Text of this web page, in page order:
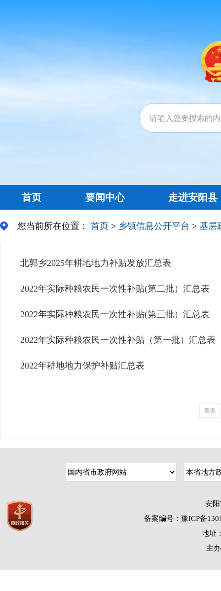
首页 要闻中心 走进安阳县
您当前所在位置： 首页 > 乡镇信息公开平台 > 基层
北郭乡2025年耕地地力补贴发放汇总表
2022年实际种粮农民一次性补贴(第二批）汇总表
2022年实际种粮农民一次性补贴(第三批）汇总表
2022年实际种粮农民一次性补贴（第一批）汇总表
2022年耕地地力保护补贴汇总表
首页
安
备案编号：豫ICP备
地址
主